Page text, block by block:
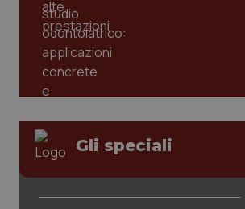
Gli speciali
CookieScriptConsent